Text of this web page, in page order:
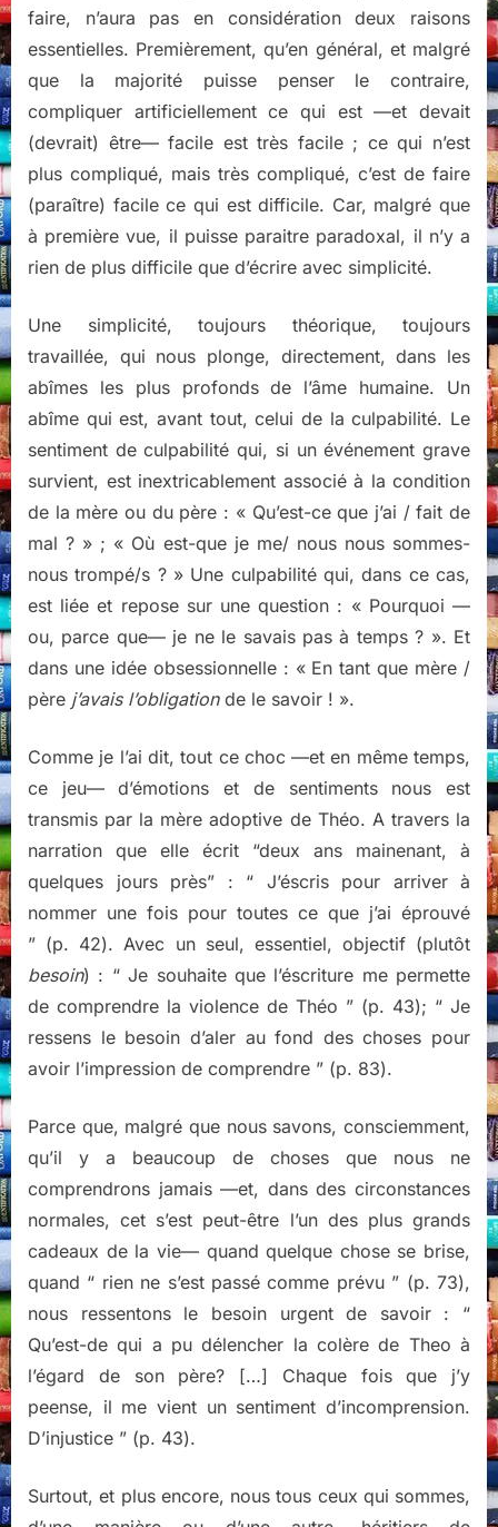
faire, n’aura pas en considération deux raisons
essentielles. Premièrement, qu’en général, et malgré
que la majorité puisse penser le contraire,
compliquer artificiellement ce qui est —et devait
(devrait) être— facile est très facile ; ce qui n’est
plus compliqué, mais très compliqué, c’est de faire
(paraître) facile ce qui est difficile. Car, malgré que
à première vue, il puisse paraitre paradoxal, il n’y a
rien de plus difficile que d’écrire avec simplicité.
Une simplicité, toujours théorique, toujours
travaillée, qui nous plonge, directement, dans les
abîmes les plus profonds de l’âme humaine. Un
abîme qui est, avant tout, celui de la culpabilité. Le
sentiment de culpabilité qui, si un événement grave
survient, est inextricablement associé à la condition
de la mère ou du père : « Qu’est-ce que j’ai / fait de
mal ? » ; « Où est-que je me/ nous nous sommes-
nous trompé/s ? » Une culpabilité qui, dans ce cas,
est liée et repose sur une question : « Pourquoi —
ou, parce que— je ne le savais pas à temps ? ». Et
dans une idée obsessionnelle : « En tant que mère /
père j’avais l’obligationde le savoir ! ».
Comme je l’ai dit, tout ce choc —et en même temps,
ce jeu— d’émotions et de sentiments nous est
transmis par la mère adoptive de Théo. A travers la
narration que elle écrit “deux ans mainenant, à
quelques jours près” : “ J’éscris pour arriver à
nommer une fois pour toutes ce que j’ai éprouvé
” (p. 42). Avec un seul, essentiel, objectif (plutôt
besoin) : “ Je souhaite que l’éscriture me permette
de comprendre la violence de Théo ” (p. 43); “ Je
ressens le besoin d’aler au fond des choses pour
avoir l’impression de comprendre ” (p. 83).
Parce que, malgré que nous savons, consciemment,
qu’il y a beaucoup de choses que nous ne
comprendrons jamais —et, dans des circonstances
normales, cet s’est peut-être l’un des plus grands
cadeaux de la vie— quand quelque chose se brise,
quand “ rien ne s’est passé comme prévu ” (p. 73),
nous ressentons le besoin urgent de savoir : “
Qu’est-de qui a pu délencher la colère de Theo à
l’égard de son père? […] Chaque fois que j’y
peense, il me vient un sentiment d’incomprension.
D’injustice ” (p. 43).
Surtout, et plus encore, nous tous ceux qui sommes,